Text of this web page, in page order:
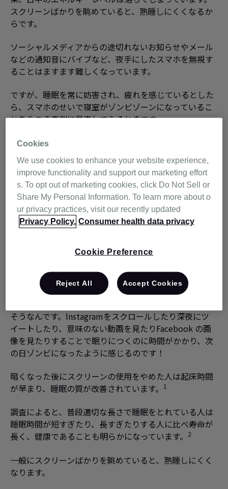
スクリーンばかりを眺めていると、熟睡しにくくなるか
らです。
ソーシャルメディアからの途切れないお知らせやメール
などの通知音にバイブなど、夜手にしたスマホを無視す
ることはますます難しくなっています。
ですが、睡眠を常に妨害され、疲れを感じているとした
ら、スマホのせいで寝室がゾンビゾーンになっているこ
とを今こそ真剣に見直してみるときです。
よく寝ようと寝室に行く時間を早くしても、寝たい時間
が過ぎるまでスクリーンを眺めているだけであれば意味
がありませんよね。
ゾンビの光に負けないでくださ
い！
簡潔に言うと、スマホやタブレットの電子デバイスと睡
くさんの光が送られ、眠気を誘うメラトニンの分泌を止
めるための命令が脳に伝わってしまいます。
そうなんです。Instagramをスクロールしたり深夜にツ
イートしたり、意味のない動画を見たりFacebook の画
像を見たりすることで眠りにつくのに時間がかかり、次
の日ゾンビになったように感じるのです！
暗くなった後にスクリーンの使用をやめた人は起床時間
が早まり、睡眠の質が改善されています。
1
調査によると、普段適切な長さで睡眠をとれている人は
睡眠時間が短すぎたり、長すぎたりする人に比べ寿命が
長く、健康であることも明らかになっています。
2
一般にスクリーンばかりを眺めていると、熟睡しにくく
なります。
Cookies
We use cookies to enhance your website experience,
improve functionality and support our marketing effort
s. To opt out of marketing cookies, click Do Not Sell or
Share My Personal Information. To learn more about o
ur privacy practices, visit our recently updated
Privacy Policy. Consumer health data privacy
Cookie Preference
Reject All Accept Cookies